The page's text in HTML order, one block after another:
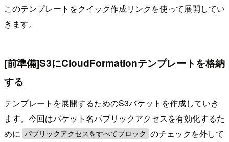
このテンプレートをクイック作成リンクを使って展開してい
きます。
[前準備]S3にCloudFormationテンプレートを格納
する
テンプレートを展開するためのS3バケットを作成していき
ます。今回はバケット名パブリックアクセスを有効化するた
めに
パブリックアクセスをすべてブロック
のチェックを外して